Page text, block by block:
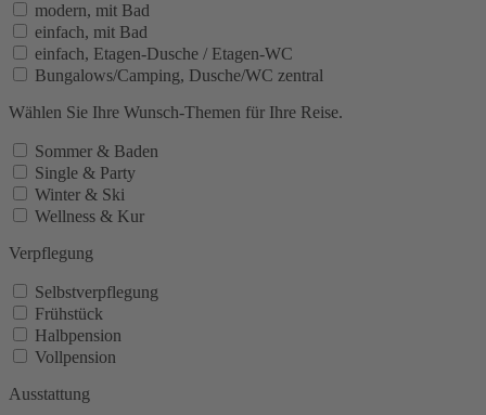
modern, mit Bad
einfach, mit Bad
einfach, Etagen-Dusche / Etagen-WC
Bungalows/Camping, Dusche/WC zentral
Wählen Sie Ihre Wunsch-Themen für Ihre Reise.
Sommer & Baden
Single & Party
Winter & Ski
Wellness & Kur
Verpflegung
Selbstverpflegung
Frühstück
Halbpension
Vollpension
Ausstattung